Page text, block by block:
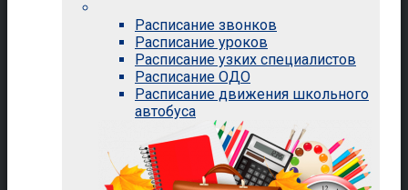
Расписание звонков
Расписание уроков
Расписание узких специалистов
Расписание ОДО
Расписание движения школьного
автобуса